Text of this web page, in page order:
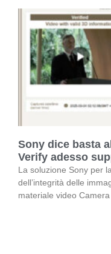
Sony dice basta
Verify adesso
La soluzione Sony per
dell’integrità delle
materiale video